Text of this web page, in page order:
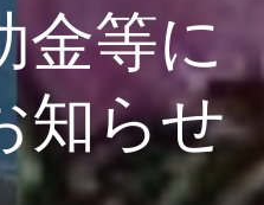
プ
金等に
知らせ